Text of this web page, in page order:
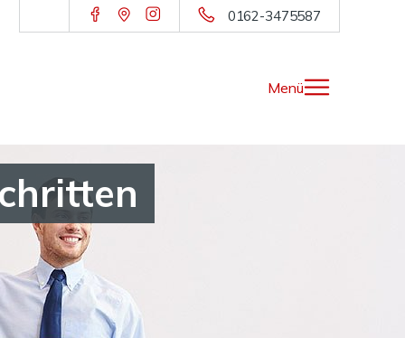
0162-3475587
Menü